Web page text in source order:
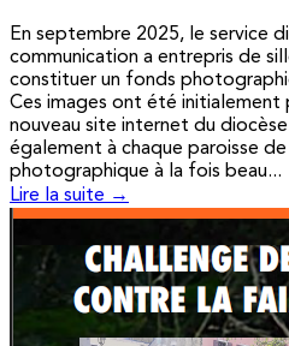
En septembre 2025, le service
communication a entrepris de
constituer un fonds
Ces images ont été initialement
nouveau site internet du
également à chaque paroisse
photographique à la fois beau...
Lire la suite →